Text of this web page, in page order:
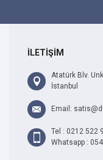
İLETİŞİM
Atatürk Blv.
İstanbul
Email:
Tel : 0212 522
Whatsapp :